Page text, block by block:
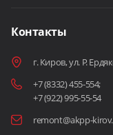
Контакты
г. Киров, ул. Р.
+7 (8332) 455-554;
+7 (922) 995-55-54
remont@akpp-